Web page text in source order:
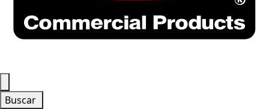
Buscar